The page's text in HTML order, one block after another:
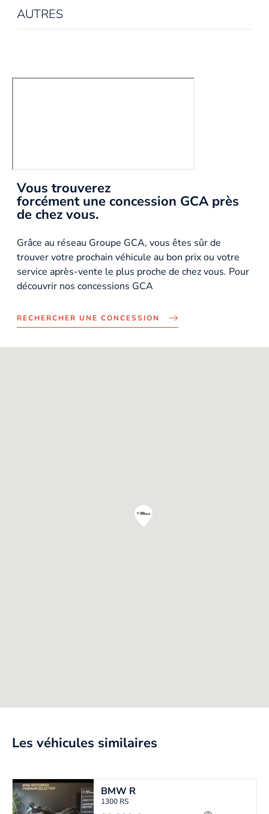
AUTRES
Vous trouverez
forcément une concession GCA près
de chez vous.
Grâce au réseau Groupe GCA, vous êtes sûr de
trouver votre prochain véhicule au bon prix ou votre
service après-vente le plus proche de chez vous. Pour
découvrir nos concessions GCA
RECHERCHER UNE CONCESSION
Les véhicules similaires
BMW R
1300 RS